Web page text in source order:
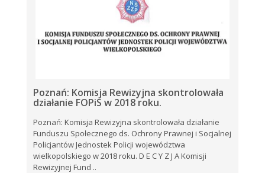
Poznań: Komisja Rewizyjna skontrolowała
działanie FOPiS w 2018 roku.
Poznań: Komisja Rewizyjna skontrolowała działanie
Funduszu Społecznego ds. Ochrony Prawnej i Socjalnej
Policjantów Jednostek Policji województwa
wielkopolskiego w 2018 roku. D E C Y Z J A Komisji
Rewizyjnej Fund ..